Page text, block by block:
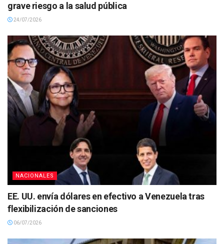
grave riesgo a la salud pública
24/07/2026
NACIONALES
EE. UU. envía dólares en efectivo a Venezuela tras
flexibilización de sanciones
06/07/2026